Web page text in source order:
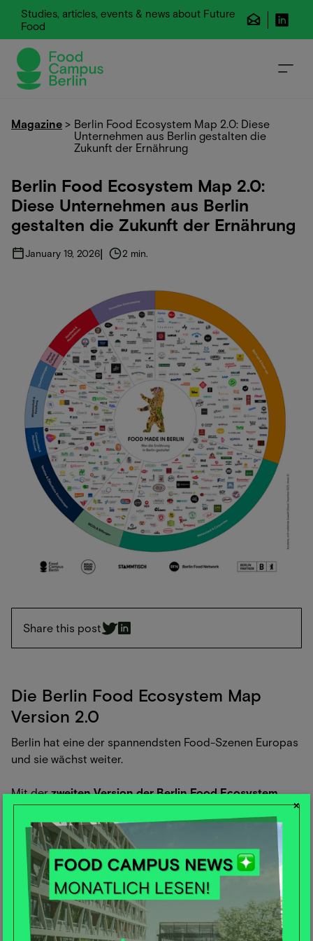
Magazine > Berlin Food Ecosystem Map 2.0: Diese
Unternehmen aus Berlin gestalten die
Zukunft der Ernährung
Berlin Food Ecosystem Map 2.0:
Diese Unternehmen aus Berlin
gestalten die Zukunft der Ernährung
January 19, 2026| 2 min.
Share this post
Die Berlin Food Ecosystem Map
Version 2.0
Berlin hat eine der spannendsten Food-Szenen Europas
und sie wächst weiter.
Mit derzweiten Version der Berlin Food Ecosystem
Mapmachen wir das Berliner Food-Ökosystem noch
umfassender sichtbar: größer, vielfältiger und näher an
der Realität einer Stadt, in der Food-Innovation auf
Handwerk, Kultur und Unternehmertum trifft.
Gemeinsam mit starken Partner:innen haben wir die Map
weiterentwickelt und um einige neue Unternehmen
ergänzt. Erstmals rücken dabei auchHandwerk und
Studies, articles, events & news about Future
Food
×